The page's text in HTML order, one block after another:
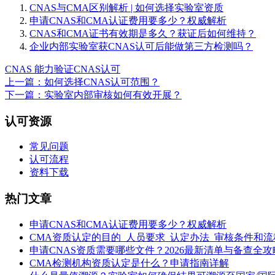
CNAS与CMA区别解析 | 如何选择实验室资质
申请CNAS和CMA认证费用要多少？权威解析
CNAS和CMA证书有效期是多久？获证后如何维持？
企业内部实验室获CNAS认可后能做第三方检测吗？
CNAS 能力验证CNAS认可
上一篇：如何选择CNAS认可范围？
下一篇：实验室内部审核如何有效开展？
认可资源
常见问题
认可流程
资料下载
热门文章
申请CNAS和CMA认证费用要多少？权威解析
CMA资质认定的目的_人员要求_认定办法_审核条件和流
申请CNAS资质需要哪些文件？2026最新清单与备查全攻
CMA检测机构资质认定是什么？申请指南详解